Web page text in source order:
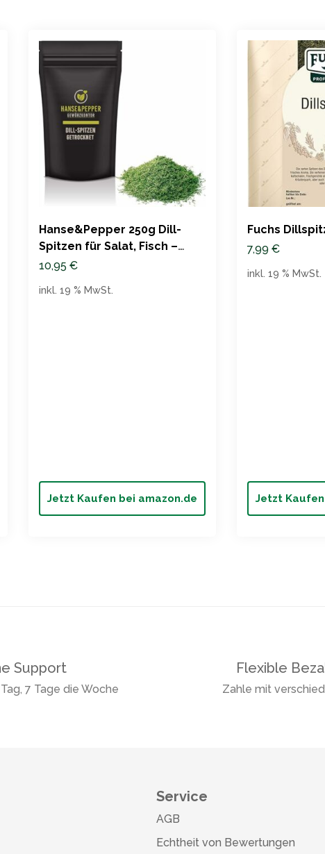
Hanse&Pepper 250g Dill-
Spitzen für Salat, Fisch –
Gourmet
10,95 €
Jetzt Kaufen bei amazon.de
inkl. 19 % MwSt.
Fuchs
7,99 €
Jetzt
inkl. 19 % MwSt.
Support
7 Tage die Woche
Flexible
Zahle mit
Service
AGB
Echtheit von Bewertungen